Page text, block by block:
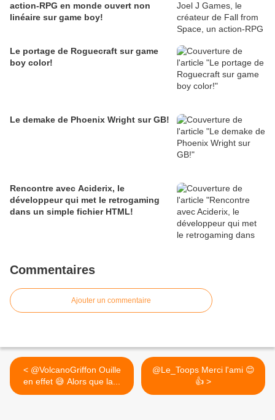
action-RPG en monde ouvert non
linéaire sur game boy!
Le portage de Roguecraft sur game
boy color!
Le demake de Phoenix Wright sur GB!
Rencontre avec Aciderix, le
développeur qui met le retrogaming
dans un simple fichier HTML!
Commentaires
Ajouter un commentaire
< @VolcanoGriffon Ouille
en effet 😅 Alors que la...
@Le_Toops Merci l'ami 😊
👍 >